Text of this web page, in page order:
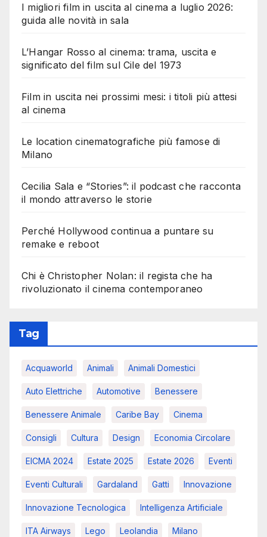
I migliori film in uscita al cinema a luglio 2026:
guida alle novità in sala
L’Hangar Rosso al cinema: trama, uscita e
significato del film sul Cile del 1973
Film in uscita nei prossimi mesi: i titoli più attesi
al cinema
Le location cinematografiche più famose di
Milano
Cecilia Sala e “Stories”: il podcast che racconta
il mondo attraverso le storie
Perché Hollywood continua a puntare su
remake e reboot
Chi è Christopher Nolan: il regista che ha
rivoluzionato il cinema contemporaneo
Tag
Acquaworld Animali Animali Domestici
Auto Elettriche Automotive Benessere
Benessere Animale Caribe Bay Cinema
Consigli Cultura Design Economia Circolare
EICMA 2024 Estate 2025 Estate 2026 Eventi
Eventi Culturali Gardaland Gatti Innovazione
Innovazione Tecnologica Intelligenza Artificiale
ITA Airways Lego Leolandia Milano